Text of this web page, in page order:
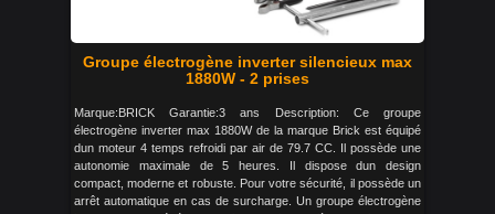
Groupe électrogène inverter silencieux max
1880W - 2 prises
Marque:BRICK Garantie:3 ans Description: Ce groupe
électrogène inverter max 1880W de la marque Brick est équipé
dun moteur 4 temps refroidi par air de 79.7 CC. Il possède une
autonomie maximale de 5 heures. Il dispose dun design
compact, moderne et robuste. Pour votre sécurité, il possède un
arrêt automatique en cas de surcharge. Un groupe électrogène